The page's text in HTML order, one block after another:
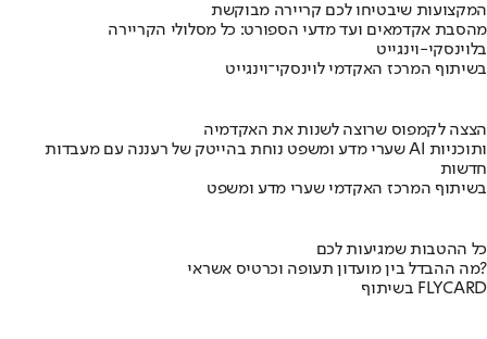
המקצועות שיבטיחו לכם קריירה מבוקשת
מהסבת אקדמאים ועד מדעי הספורט: כל מסלולי הקריירה
בלוינסקי-וינגייט
בשיתוף המרכז האקדמי לוינסקי־וינגייט
הצצה לקמפוס שרוצה לשנות את האקדמיה
שערי מדע ומשפט נוחת בהייטק של רעננה עם מעבדות AI ותוכניות
חדשות
בשיתוף המרכז האקדמי שערי מדע ומשפט
כל ההטבות שמגיעות לכם
מה ההבדל בין מועדון תעופה וכרטיס אשראי?
בשיתוף FLYCARD